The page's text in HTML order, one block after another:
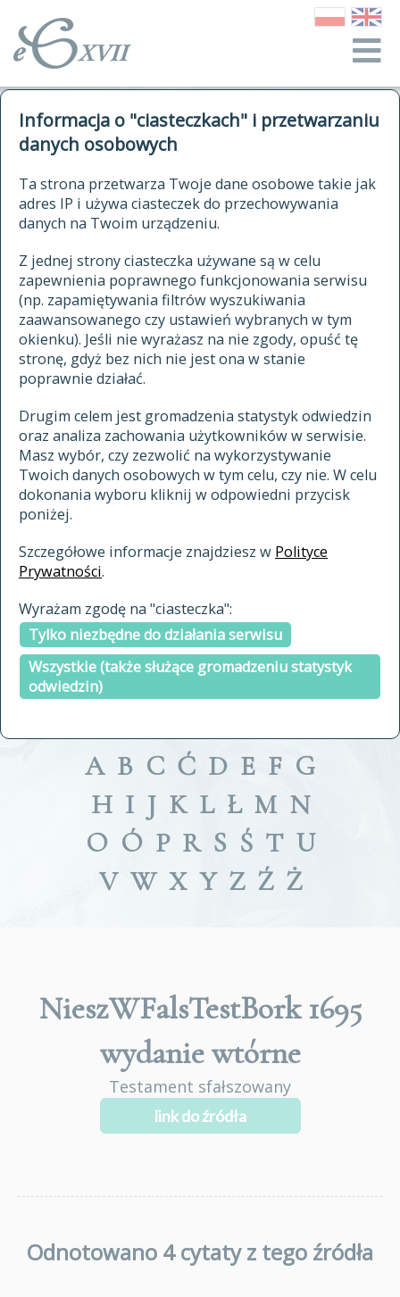
Informacja o "ciasteczkach" i przetwarzaniu
danych osobowych
Ta strona przetwarza Twoje dane osobowe takie jak
adres IP i używa ciasteczek do przechowywania
danych na Twoim urządzeniu.
Z jednej strony ciasteczka używane są w celu
zapewnienia poprawnego funkcjonowania serwisu
(np. zapamiętywania filtrów wyszukiwania
zaawansowanego czy ustawień wybranych w tym
okienku). Jeśli nie wyrażasz na nie zgody, opuść tę
stronę, gdyż bez nich nie jest ona w stanie
poprawnie działać.
Drugim celem jest gromadzenia statystyk odwiedzin
oraz analiza zachowania użytkowników w serwisie.
Masz wybór, czy zezwolić na wykorzystywanie
Twoich danych osobowych w tym celu, czy nie. W celu
dokonania wyboru kliknij w odpowiedni przycisk
poniżej.
Szczegółowe informacje znajdziesz w Polityce
Prywatności.
Wyrażam zgodę na "ciasteczka":
Tylko niezbędne do działania serwisu
Wszystkie (także służące gromadzeniu statystyk
odwiedzin)
autorzy Słownika
historia
publikacje
źródła
autorzy tekstów źródłowych
zasady opracowania
statystyki
najnowsze hasła
ostatnio zmodyfikowane hasła
materiały archiwalne
cytowanie
kontakt
kwerendy
jak cytować Słownik
ELEKTRONICZNY SŁOWNIK
JĘZYKA POLSKIEGO
XVII I XVIII WIEKU
znajdź hasła
zaczynające się od
indeksie
a fronte
a tergo
A B C Ć D E F G
H I J K L Ł M N
O Ó P R S Ś T U
V W X Y Z Ź Ż
NieszWFalsTestBork 1695
wydanie wtórne
Testament sfałszowany
link do źródła
Odnotowano 4 cytaty z tego źródła